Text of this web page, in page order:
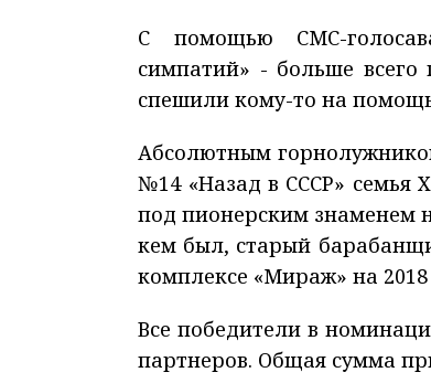
С помощью СМС-
симпатий» - больше
спешили кому-то на
Абсолютным
№14 «Назад в СССР» семья
под пионерским знаменем
кем был, старый
комплексе «Мираж» на
Все победители в
партнеров. Общая сумма